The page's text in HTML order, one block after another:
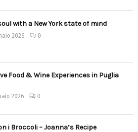
with a New York state of mind
2026 0
Food & Wine Experiences in Puglia
2026 0
i Broccoli – Joanna’s Recipe